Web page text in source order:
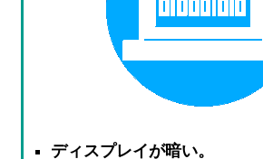
ディスプレイが暗い。